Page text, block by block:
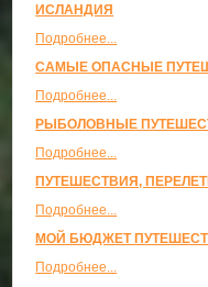
ИСЛАНДИЯ
Подробнее...
САМЫЕ ОПАСНЫЕ
Подробнее...
РЫБОЛОВНЫЕ
Подробнее...
ПУТЕШЕСТВИЯ,
Подробнее...
МОЙ БЮДЖЕТ
Подробнее...